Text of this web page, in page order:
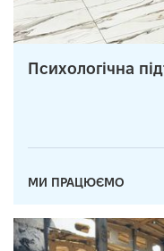
Психологічна
МИ ПРАЦЮЄМО